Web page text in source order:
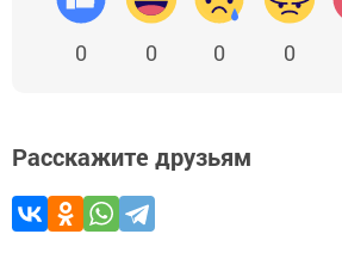
0 0 0 0
Расскажите друзьям